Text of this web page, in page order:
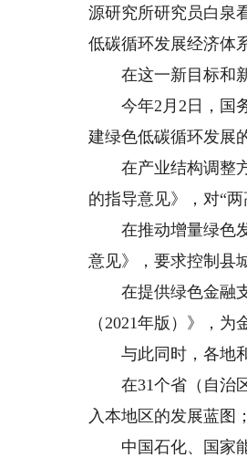
源研究所研究员白泉
低碳循环发展经济体
在这一新目标和新
今年2月2日，国务
建绿色低碳循环发展
在产业结构调整方
的指导意见》，对“
在推动增量绿色发
意见》，要求控制县
在提供绿色金融支
（2021年版）》，
与此同时，各地和
在31个省（自治区
入本地区的发展蓝图
中国石化、国家能